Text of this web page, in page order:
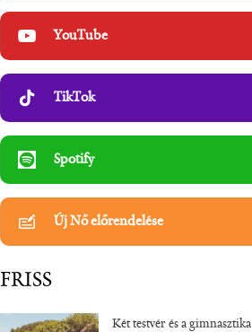
YouTube
TikTok
Spotify
Új Nő előrendelése
FRISS
Két testvér és a gimnasztika